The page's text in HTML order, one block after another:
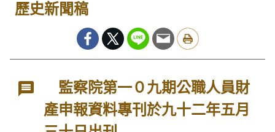
歷史新聞稿
監察院第一０九期公職人員財
產申報資料專刊於九十二年五月